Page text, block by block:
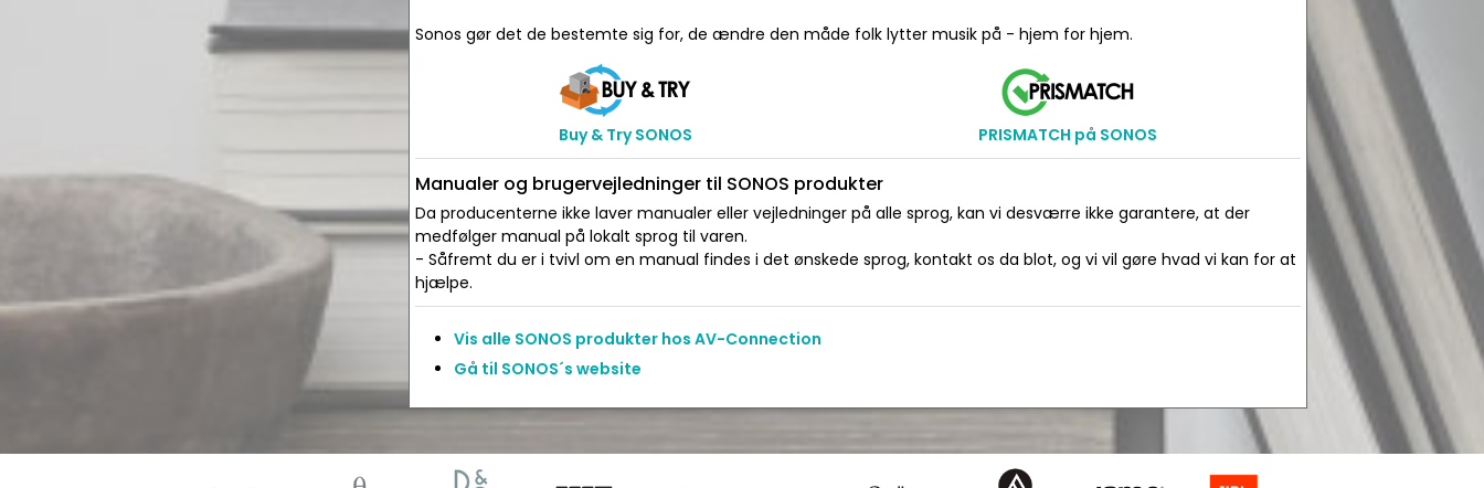
Sonos gør det de bestemte sig for, de ændre den måde folk lytter musik på - hjem for hjem.
Buy & Try SONOS PRISMATCH på SONOS
Manualer og brugervejledninger til SONOS produkter
Da producenterne ikke laver manualer eller vejledninger på alle sprog, kan vi desværre ikke garantere, at der
medfølger manual på lokalt sprog til varen.
- Såfremt du er i tvivl om en manual findes i det ønskede sprog, kontakt os da blot, og vi vil gøre hvad vi kan for at
hjælpe.
Vis alle SONOS produkter hos AV-Connection
Gå til SONOS´s website